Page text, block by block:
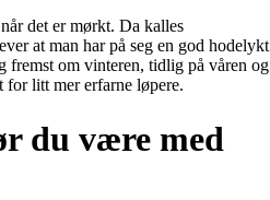
det er mørkt. Da kalles
at man har på seg en god
fremst om vinteren, tidlig på våren og
for litt mer erfarne løpere.
du være med